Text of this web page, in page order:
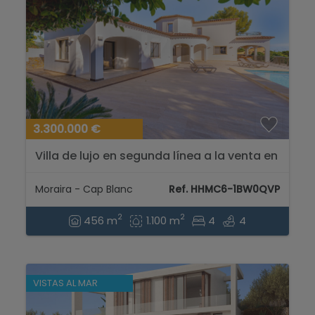
3.300.000 €
Villa de lujo en segunda línea a la venta en
Moraira - Cap Blanc Ref. HHMC6-1BW0QVP
456 m2 1.100 m2 4 4
VISTAS AL MAR